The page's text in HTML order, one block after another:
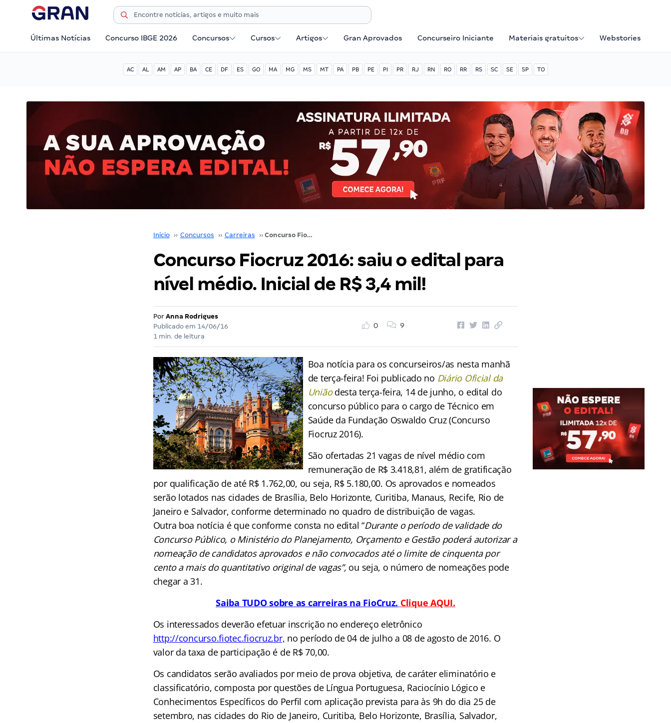
Últimas Notícias Concurso IBGE 2026 Concursos Cursos Artigos Gran Aprovados Concurseiro Iniciante Materiais gratuitos Webstories
AC AL AM AP BA CE DF ES GO MA MG MS MT PA PB PE PI PR RJ RN RO RR RS SC SE SP TO
Início ›› Concursos ›› Carreiras ›› Concurso Fiocruz 2016: saiu o edital para nível médio. Inicial de R$ 3,4 mil!
Concurso Fiocruz 2016: saiu o edital para
nível médio. Inicial de R$ 3,4 mil!
Por Anna Rodrigues
Publicado em 14/06/16
1 min. de leitura
0 9
Boa notícia para os concurseiros/as nesta manhã
de terça-feira! Foi publicado no Diário Oficial da
Uniãodesta terça-feira, 14 de junho, o edital do
concurso público para o cargo de Técnico em
Saúde da Fundação Oswaldo Cruz (Concurso
Fiocruz 2016).
São ofertadas 21 vagas de nível médio com
remuneração de R$ 3.418,81, além de gratificação
por qualificação de até R$ 1.762,00, ou seja, R$ 5.180,00. Os aprovados e nomeados
serão lotados nas cidades de Brasília, Belo Horizonte, Curitiba, Manaus, Recife, Rio de
Janeiro e Salvador, conforme determinado no quadro de distribuição de vagas.
Outra boa notícia é que conforme consta no edital “Durante o período de validade do
Concurso Público, o Ministério do Planejamento, Orçamento e Gestão poderá autorizar a
nomeação de candidatos aprovados e não convocados até o limite de cinquenta por
cento a mais do quantitativo original de vagas”, ou seja, o número de nomeações pode
chegar a 31.
Saiba TUDO sobre as carreiras na FioCruz. Clique AQUI.
Os interessados deverão efetuar inscrição no endereço eletrônico
http://concurso.fiotec.fiocruz.br, no período de 04 de julho a 08 de agosto de 2016. O
valor da taxa de participação é de R$ 70,00.
Os candidatos serão avaliados por meio de prova objetiva, de caráter eliminatório e
classificatório, composta por questões de Língua Portuguesa, Raciocínio Lógico e
Conhecimentos Específicos do Perfil com aplicação prevista para às 9h do dia 25 de
setembro, nas cidades do Rio de Janeiro, Curitiba, Belo Horizonte, Brasília, Salvador,